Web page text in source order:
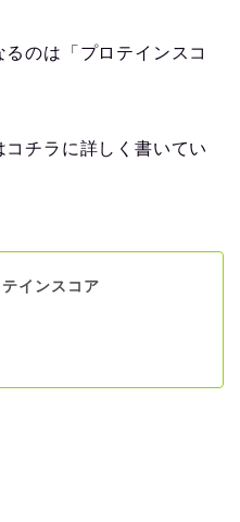
のは「プロテインスコ
チラに詳しく書いてい
インスコア